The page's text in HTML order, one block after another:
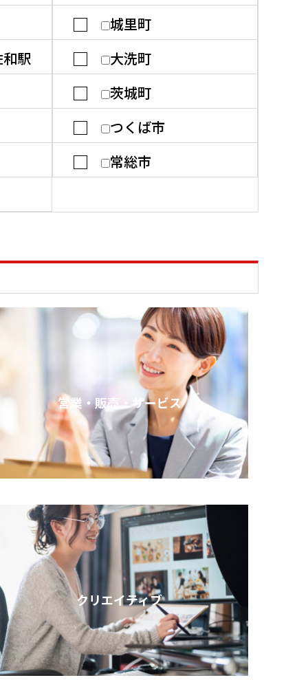
城里町
駅
大洗町
茨城町
つくば市
常総市
営業・販売・サービス
クリエイティブ